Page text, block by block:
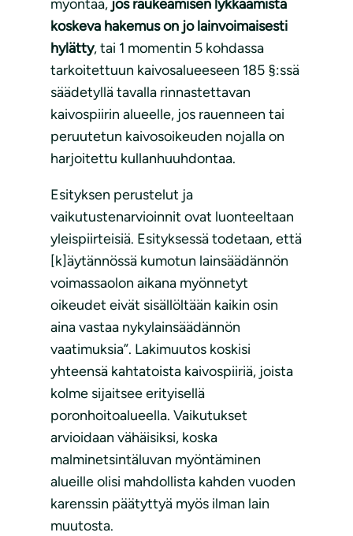
myöntää, jos raukeamisen lykkäämistä
koskeva hakemus on jo lainvoimaisesti
hylätty, tai 1 momentin 5 kohdassa
tarkoitettuun kaivosalueeseen 185 §:ssä
säädetyllä tavalla rinnastettavan
kaivospiirin alueelle, jos rauenneen tai
peruutetun kaivosoikeuden nojalla on
harjoitettu kullanhuuhdontaa.
Esityksen perustelut ja
vaikutustenarvioinnit ovat luonteeltaan
yleispiirteisiä. Esityksessä todetaan, että
[k]äytännössä kumotun lainsäädännön
voimassaolon aikana myönnetyt
oikeudet eivät sisällöltään kaikin osin
aina vastaa nykylainsäädännön
vaatimuksia”. Lakimuutos koskisi
yhteensä kahtatoista kaivospiiriä, joista
kolme sijaitsee erityisellä
poronhoitoalueella. Vaikutukset
arvioidaan vähäisiksi, koska
malminetsintäluvan myöntäminen
alueille olisi mahdollista kahden vuoden
karenssin päätyttyä myös ilman lain
muutosta.